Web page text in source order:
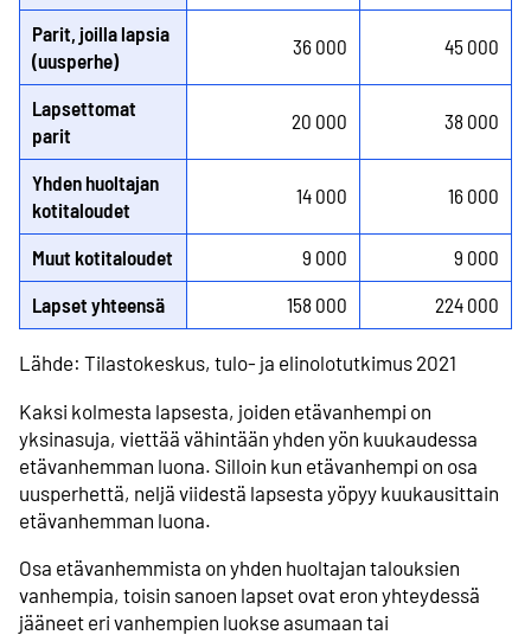
Parit, joilla lapsia
(uusperhe)
36 000 45 000
Lapsettomat
parit
20 000 38 000
Yhden huoltajan
kotitaloudet
14 000 16 000
Muut kotitaloudet 9 000
9 000
Lapset yhteensä
158 000 224 000
Lähde: Tilastokeskus, tulo- ja elinolotutkimus 2021
Kaksi kolmesta lapsesta, joiden etävanhempi on
yksinasuja, viettää vähintään yhden yön kuukaudessa
etävanhemman luona. Silloin kun etävanhempi on osa
uusperhettä, neljä viidestä lapsesta yöpyy kuukausittain
etävanhemman luona.
Osa etävanhemmista on yhden huoltajan talouksien
vanhempia, toisin sanoen lapset ovat eron yhteydessä
jääneet eri vanhempien luokse asumaan tai